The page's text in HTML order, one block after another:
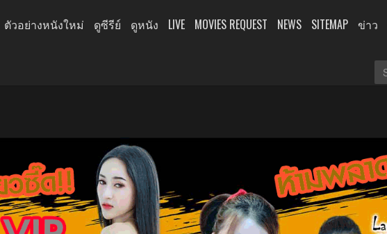
ตัวอย่างหนังใหม่ ดูซีรีย์ ดูหนัง LIVE MOVIES REQUEST NEWS SITEMAP ข่าว